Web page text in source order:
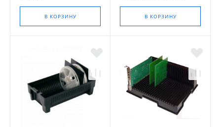
В КОРЗИНУ В КОРЗИНУ